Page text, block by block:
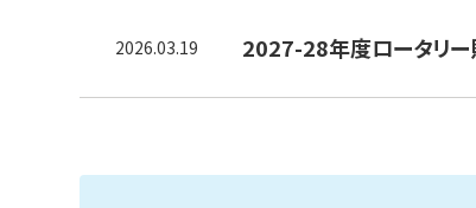
2026.03.19 2027-28年度ロータリー